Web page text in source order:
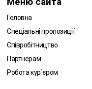
Головна
Спеціальні пропозиції
Співробітництво
Партнерам
Робота кур`єром